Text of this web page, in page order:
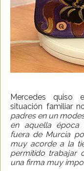
Mercedes quiso
situación familiar
padres en un
en aquella época
fuera de Murcia
muy acorde a la
permitido trabajar
una firma muy